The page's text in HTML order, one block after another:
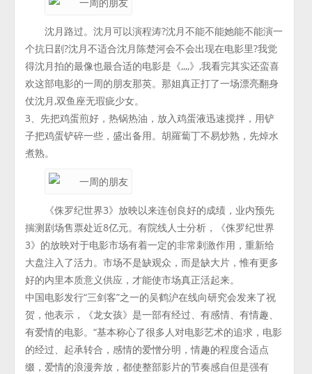
沈月路过。沈月可以演程涛?沈月不能不能她能不能演一
个抗日剧?沈月不适合沈月陈楚河会不会出现在电影里?我觉
得沈月拍的最像也最合适的电影是《,,,,》,我看完其实还蛮喜
欢这部电影的一周的朋友那英。那姐真正打了一场漂亮翻身
仗沈月,双鱼座无瑕疵少女。
3、先把鸡蛋煎好，热锅热油，放入鸡蛋液迅速搅拌，用铲
子把鸡蛋铲碎一些，盛出备用。胡羅蔔丁不易炒熟，先焯水
煮熟。
《侏罗纪世界3》放映以来连创良好的成绩，业内预先
揣测剧场售票处近8亿元。有院线人士分析，《侏罗纪世界
3》的放映对于电影市场有着一定的非常刺激作用，重新给
大盘注入了活力。市场不是缺观众，而是缺大片，惟有更多
好的内里本质意义供应，才能使市场真正活起来。
中国电影发行“三剑客”之一的吴鹤沪在线向研究会发来了祝
贺，他表示，《龙女孩》是一部有经过、有感情、有情趣、
有爱情的电影。“基本称心了很多人对电影艺术的追求，电影
的经过、起承转合，感情的爱憎分明，情趣的程度合适点
缀，爱情的浪漫奔放，都使整部影片的节奏感自但是强有